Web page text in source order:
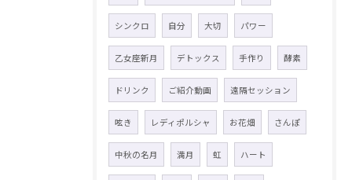
シンクロ 自分 大切 パワー
乙女座新月 デトックス 手作り 酵素
ドリンク ご紹介動画 遠隔セッション
呟き レディポルシャ お花畑 さんぽ
中秋の名月 満月 虹 ハート